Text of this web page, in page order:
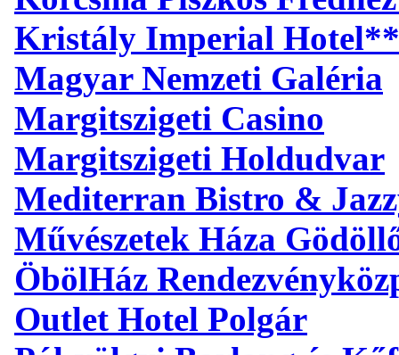
Kristály Imperial
Magyar Nemzeti Galéria
Margitszigeti Casino
Margitszigeti Holdudvar
Mediterran Bistro &
Művészetek Háza
ÖbölHáz
Outlet Hotel Polgár